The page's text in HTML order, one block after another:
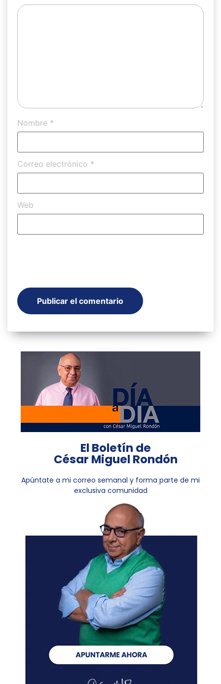
Nombre *
Correo electrónico *
Web
El Boletín de
César Miguel Rondón
Apúntate a mi correo semanal y forma parte de mi
exclusiva comunidad